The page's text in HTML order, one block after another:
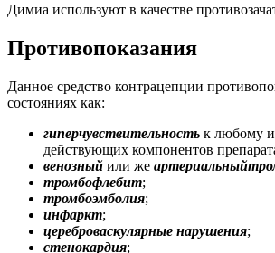
Димиа используют в качестве
Противопоказания
Данное средство контрацепции
состояниях как:
гиперчувствительность к любому
действующих компонентов
венозный или же артериальный
тромбофлебит;
тромбоэмболия;
инфаркт;
цереброваскулярные нарушения;
стенокардия;